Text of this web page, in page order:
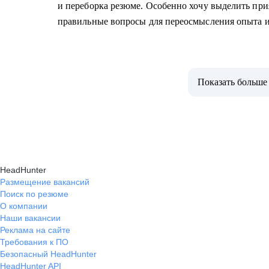
и переборка резюме. Особенно хочу выделить
правильные вопросы для переосмысления опыта
Показать
HeadHunter
Размещение вакансий
Поиск по резюме
О компании
Наши вакансии
Реклама на сайте
Требования к ПО
Безопасный HeadHunter
HeadHunter API